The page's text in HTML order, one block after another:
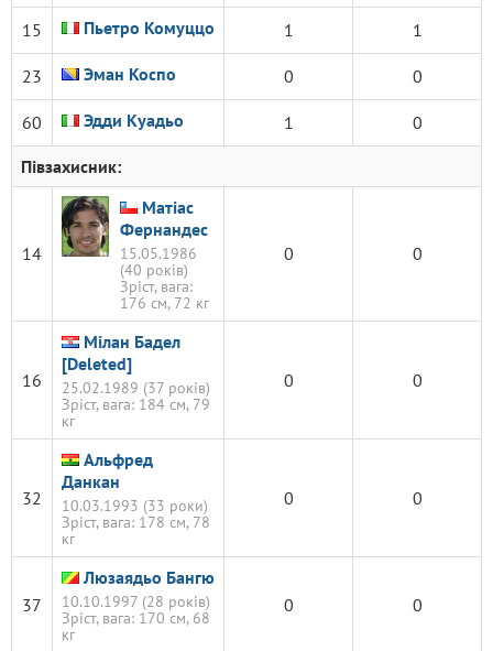
15 Пьетро Комуццо 1 1
23 Эман Коспо 0 0
60 Эдди Куадьо 1
0
Півзахисник:
14
Матіас
Фернандес
15.05.1986
(40 років)
Зріст, вага:
176 см, 72 кг
0 0
16
Мілан Бадел
[Deleted]
25.02.1989 (37 років)
Зріст, вага: 184 см, 79
кг
0 0
32
Альфред
Данкан
10.03.1993 (33 роки)
Зріст, вага: 178 см, 78
кг
0 0
37
Люзаядьо Бангю
10.10.1997 (28 років)
Зріст, вага: 170 см, 68
кг
0 0